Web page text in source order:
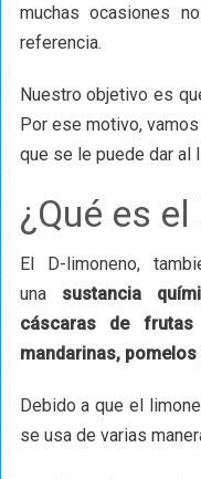
muchas ocasiones
referencia.
Nuestro objetivo es
Por ese motivo,
que se le puede dar al
¿Qué es
El D-limoneno,
unasustancia
cáscaras de
mandarinas, pomelos
Debido a que el
se usa de varias